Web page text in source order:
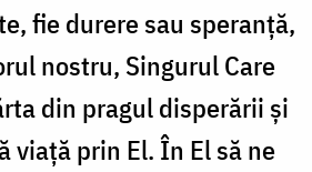
fie durere sau speranță,
nostru, Singurul Care
din pragul disperării și
viață prin El. În El să ne